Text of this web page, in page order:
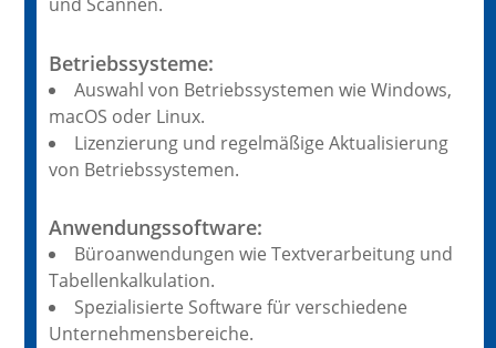
Betriebssysteme:
Auswahl von Betriebssystemen wie Windows,
macOS oder Linux.
Lizenzierung und regelmäßige Aktualisierung
von Betriebssystemen.
Anwendungssoftware:
Büroanwendungen wie Textverarbeitung und
Tabellenkalkulation.
Spezialisierte Software für verschiedene
Unternehmensbereiche.